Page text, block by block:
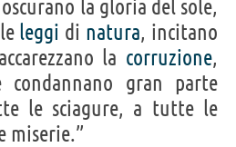
la gloria del sole,
leggi di natura, incitano
la corruzione,
condannano gran parte
le sciagure, a tutte le
miserie.”